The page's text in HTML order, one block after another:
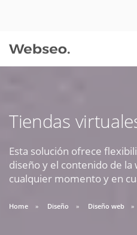
Tiendas
Esta solución ofrece
diseño y el contenido de
cualquier momento y en
Home Diseño Diseño web
09:30 AM A